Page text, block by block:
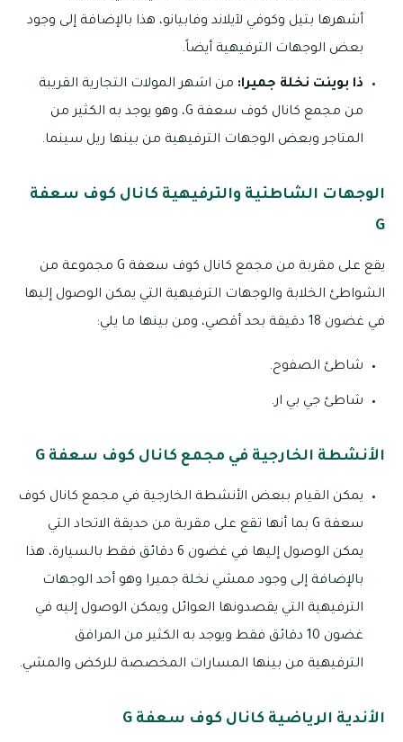
أشهرها بتيل وكوفي لآيلاند وفابيانو، هذا بالإضافة إلى وجود
بعض الوجهات الترفيهية أيضاً.
ذا بوينت نخلة جميرا: من اشهر المولات التجارية القريبة
من مجمع كانال كوف سعفة G، وهو يوجد به الكثير من
المتاجر وبعض الوجهات الترفيهية من بينها ريل سينما.
الوجهات الشاطئية والترفيهية كانال كوف سعفة
G
يقع على مقربة من مجمع كانال كوف سعفة G مجموعة من
الشواطئ الخلابة والوجهات الترفيهية التي يمكن الوصول إليها
في غضون 18 دقيقة بحد أقصي، ومن بينها ما يلي:
شاطئ الصفوح.
شاطئ جي بي ار.
الأنشطة الخارجية في مجمع كانال كوف سعفة G
يمكن القيام ببعض الأنشطة الخارجية في مجمع كانال كوف
سعفة G بما أنها تقع على مقربة من حديقة الاتحاد التي
يمكن الوصول إليها في غضون 6 دقائق فقط بالسيارة، هذا
بالإضافة إلى وجود ممشي نخلة جميرا وهو أحد الوجهات
الترفيهية التي يقصدونها العوائل ويمكن الوصول إليه في
غضون 10 دقائق فقط ويوجد به الكثير من المرافق
الترفيهية من بينها المسارات المخصصة للركض والمشي.
الأندية الرياضية كانال كوف سعفة G